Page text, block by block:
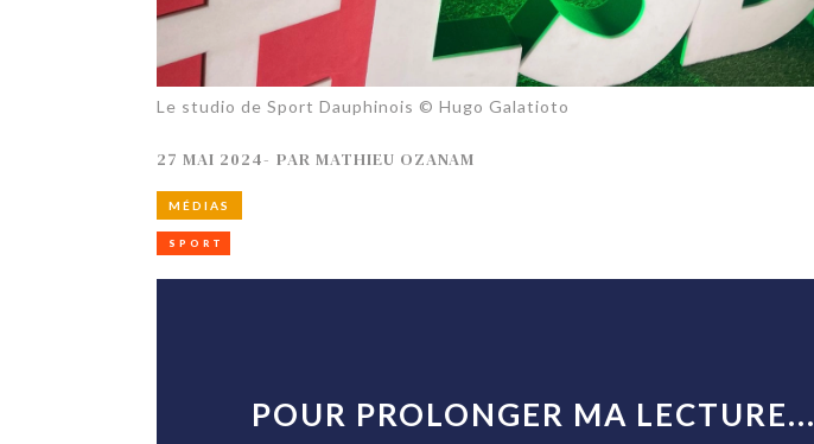
Le studio de Sport Dauphinois © Hugo Galatioto
27 MAI 2024- PARMATHIEU OZANAM
MÉDIAS
SPORT
POUR PROLONGER MA LECTURE...